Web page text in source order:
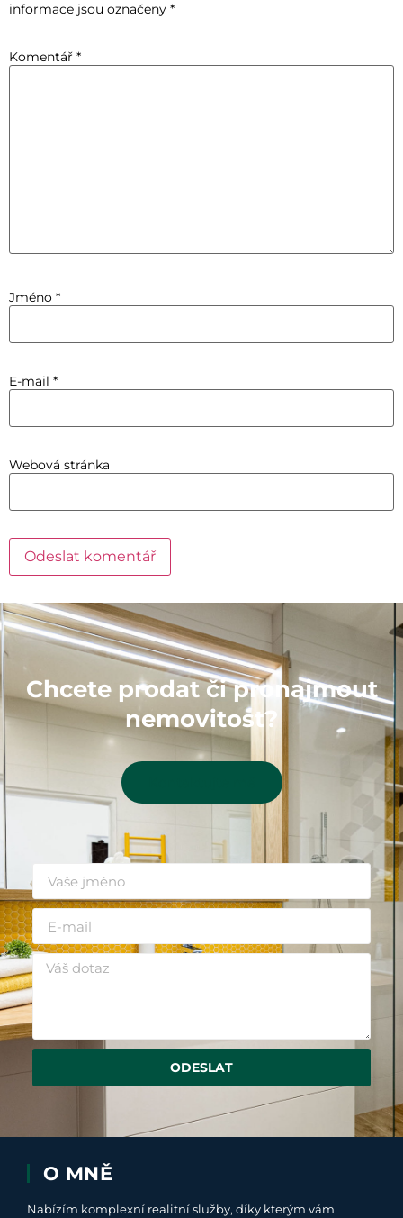
informace jsou označeny *
Komentář *
Jméno *
E-mail *
Webová stránka
Chcete prodat či pronajmout
nemovitost?
ODESLAT
O MNĚ
Nabízím komplexní realitní služby, díky kterým vám